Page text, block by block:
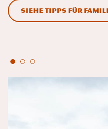
Siehe Tipps für